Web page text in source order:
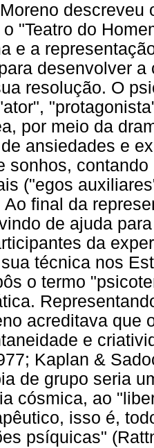
descreveu
"Teatro do
e a
desenvolver
resolução. O
por meio da
ansiedades e
sonhos,
("egos
Ao final da
de ajuda
da
técnica nos
o termo
acreditava que
e
Kaplan &
de grupo seria
cósmica, ao
isso é,
psíquicas"